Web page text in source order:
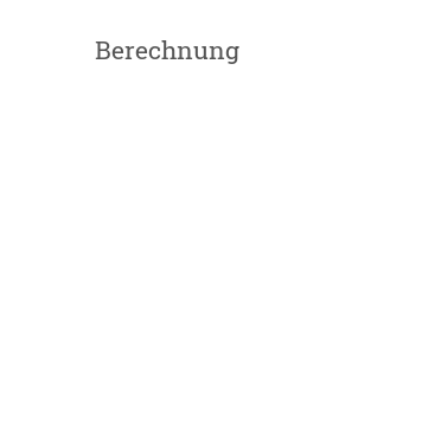
Berechnung